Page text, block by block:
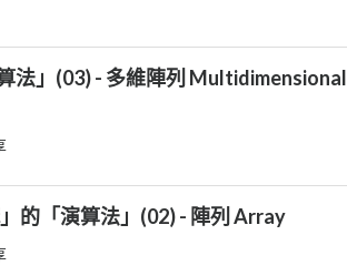
法」(03) - 多維陣列 Multidimensional
的「演算法」(02) - 陣列 Array